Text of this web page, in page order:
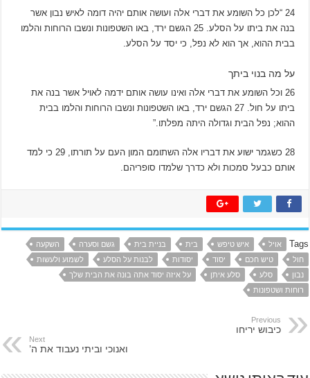
24 “לכן כל השומע את דברי אלה ועושה אותם יהיה דומה לאיש נבון אשר
בנה את ביתו על הסלע.25 הגשם ירד, באו השטפונות ונשבו הרוחות והלמו
בבית ההוא, אך הוא לא נפל, כי יסד על הסלע.
על מה בנוי ביתך
26 וכל השומע את דברי אלה ואינו עושה אותם ידמה לאויל אשר בנה את
ביתו על חול.27 הגשם ירד, באו השטפונות ונשבו הרוחות והלמו בבית
ההוא; נפל הבית וגדולה היתה מפלתו.”
28 כשגמר ישוע את דבריו אלה השתומם המון העם על תורתו,29 כי למד
אותם כבעל סמכות ולא כדרך שלמדו סופריהם.
Tags אויל איש טיפש בית בניית בית גשם וסערה
השקעה
חול
טיש חכם יסוד יסודות לבנות על הסלע
לשמוע ולעשות
נבון
סלע סלע איתן
על איזה יסוד אתה בונה את הבית שלך
רוחות ושטפונות
Previous
כיבוש יריחו
Next
ואנוכי וביתי נעבוד את ה’